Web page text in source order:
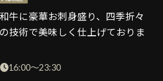
牛に豪華お刺身盛り、四季折々
技術で美味しく仕上げておりま
16:00～23:30